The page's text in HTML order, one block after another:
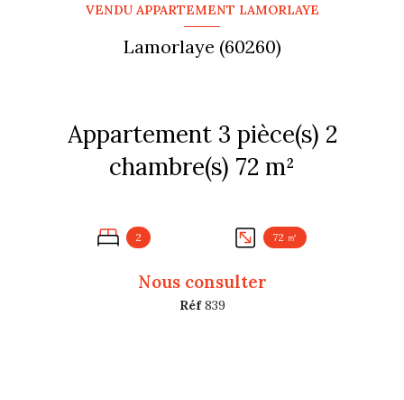
VENDU APPARTEMENT LAMORLAYE
Lamorlaye (60260)
Appartement 3 pièce(s) 2
chambre(s) 72 m²
2 72 ㎡
Nous consulter
Réf839